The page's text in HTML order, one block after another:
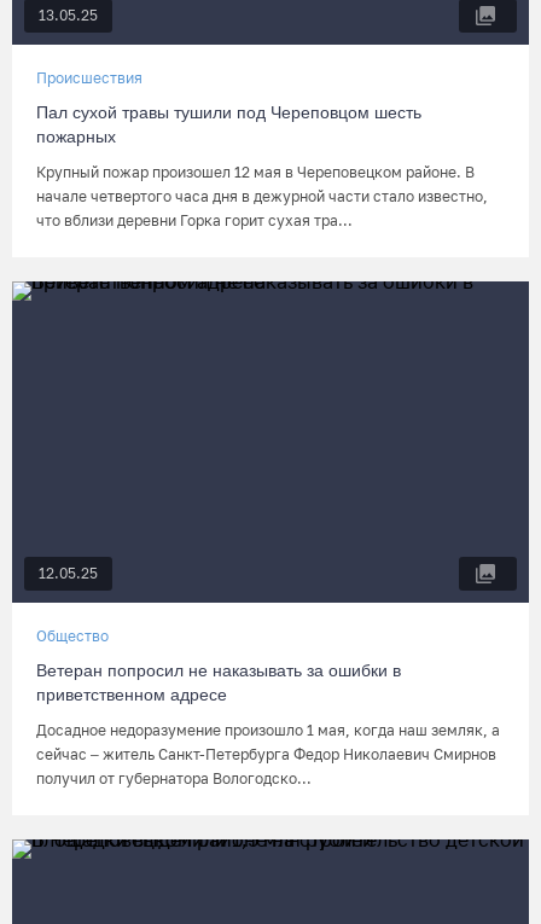
13.05.25
Происшествия
Пал сухой травы тушили под Череповцом шесть
пожарных
Крупный пожар произошел 12 мая в Череповецком районе. В
начале четвертого часа дня в дежурной части стало известно,
что вблизи деревни Горка горит сухая тра...
12.05.25
Общество
Ветеран попросил не наказывать за ошибки в
приветственном адресе
Досадное недоразумение произошло 1 мая, когда наш земляк, а
сейчас – житель Санкт-Петербурга Федор Николаевич Смирнов
получил от губернатора Вологодско...